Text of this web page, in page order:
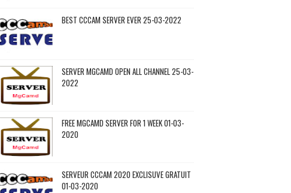
BEST CCCAM SERVER EVER 25-03-2022
SERVER MGCAMD OPEN ALL CHANNEL 25-03-
2022
FREE MGCAMD SERVER FOR 1 WEEK 01-03-
2020
SERVEUR CCCAM 2020 EXCLISUVE GRATUIT
01-03-2020